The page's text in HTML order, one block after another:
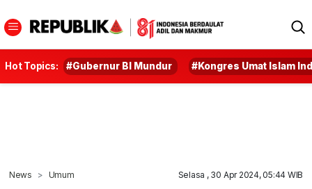
Hot Topics: #Gubernur BI Mundur #Kongres Umat Islam
News Umum Selasa , 30 Apr 2024, 05:44 WIB